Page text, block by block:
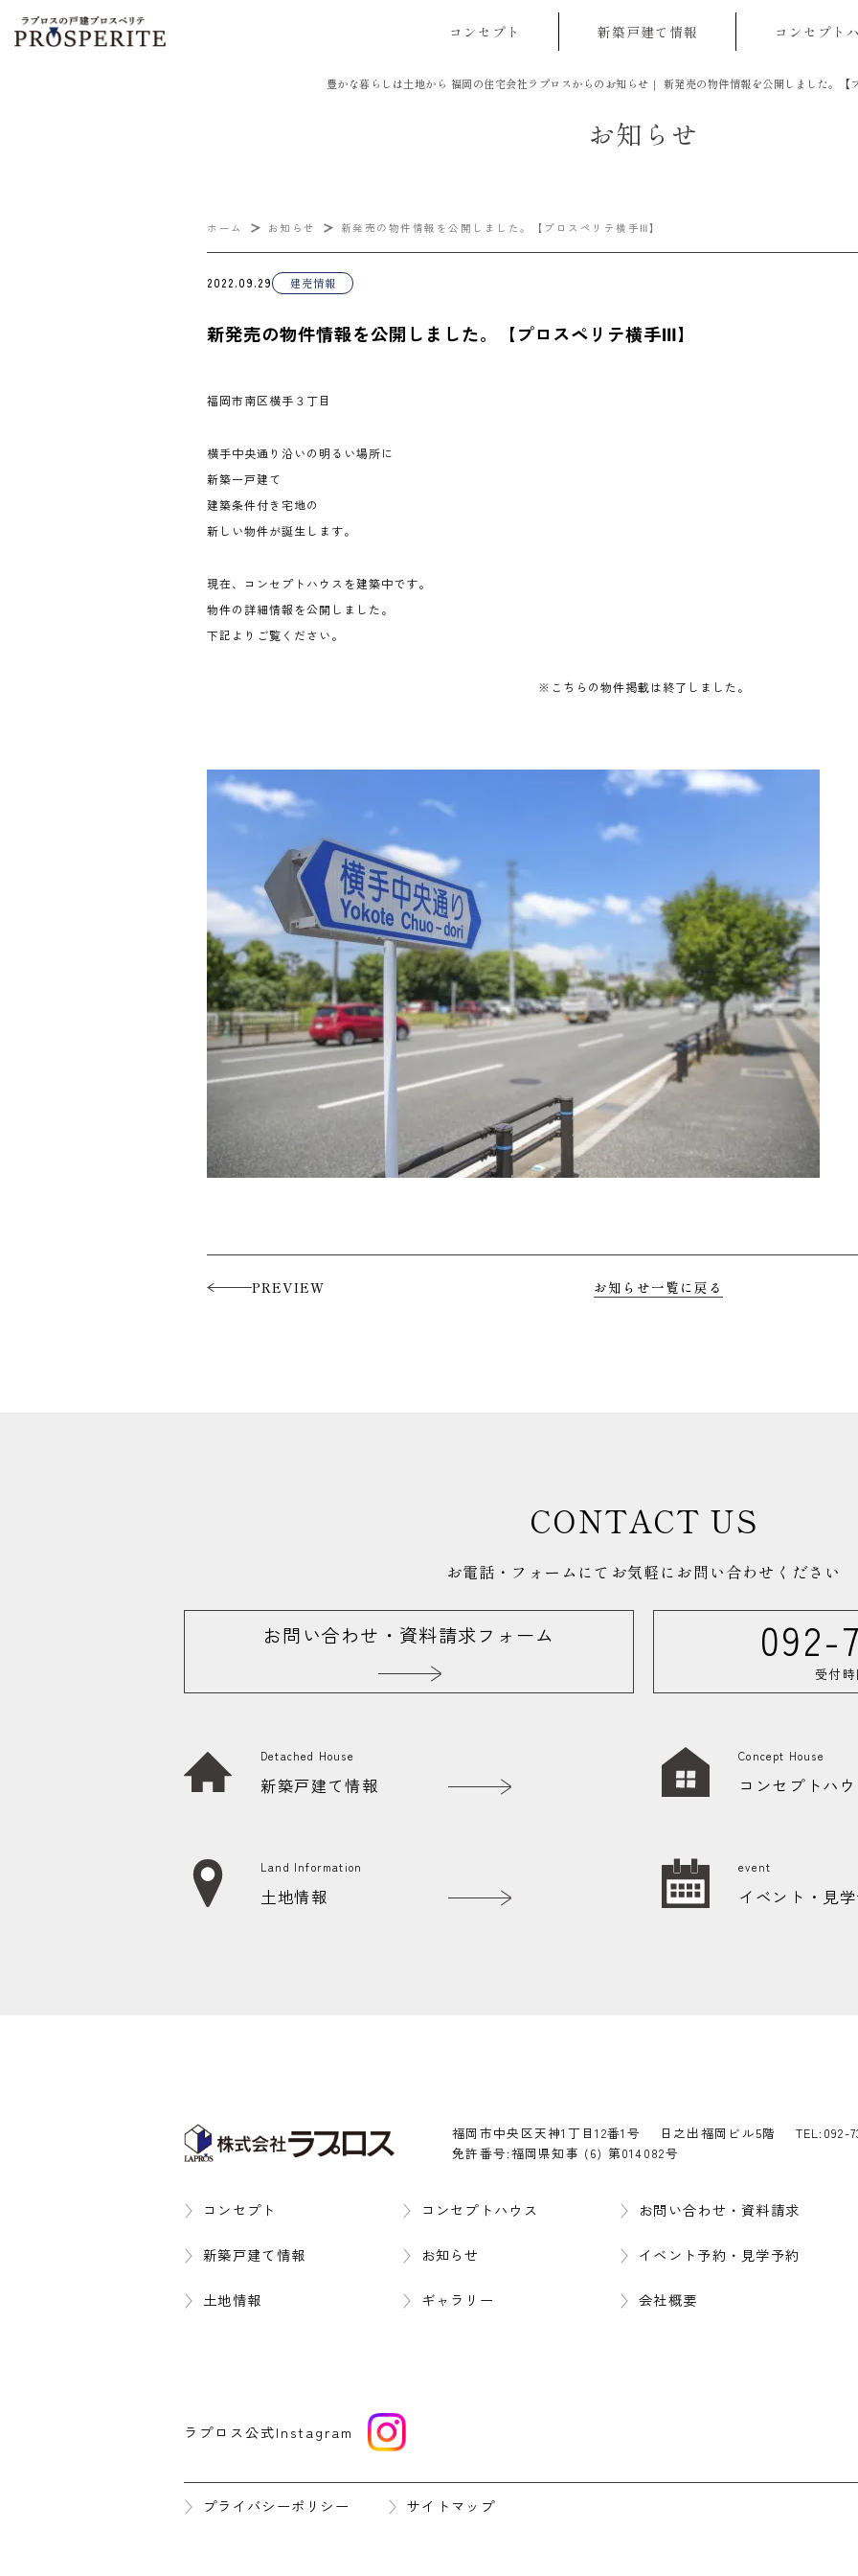
コンセプト 新築戸建て情報 コンセプト
豊かな暮らしは土地から 福岡の住宅会社ラプロスからのお知らせ｜ 新発売の物件情報を公開しました。
お知らせ
ホーム お知らせ 新発売の物件情報を公開しました。【プロスペリテ横手Ⅲ】
2022.09.29 建売情報
新発売の物件情報を公開しました。【プロスペリテ横手Ⅲ】
福岡市南区横手３丁目
横手中央通り沿いの明るい場所に
新築一戸建て
建築条件付き宅地の
新しい物件が誕生します。
現在、コンセプトハウスを建築中です。
物件の詳細情報を公開しました。
下記よりご覧ください。
※こちらの物件掲載は終了しました。
PREVIEW お知らせ一覧に戻る
CONTACT US
お電話・フォームにてお気軽に お問い合わせください
お問い合わせ・資料請求フォーム 092-
受付
Detached House
新築戸建て情報
Concept House
コンセプトハ
Land Information
土地情報
event
イベント・見
福岡市中央区天神1丁目12番1号 日之出福岡ビル5階 TEL:092-
免許番号:福岡県知事 (6) 第014082号
コンセプト コンセプトハウス お問い合わせ・資料請求
新築戸建て情報 お知らせ イベント予約・見学予約
土地情報 ギャラリー 会社概要
ラプロス公式Instagram
プライバシーポリシー サイトマップ